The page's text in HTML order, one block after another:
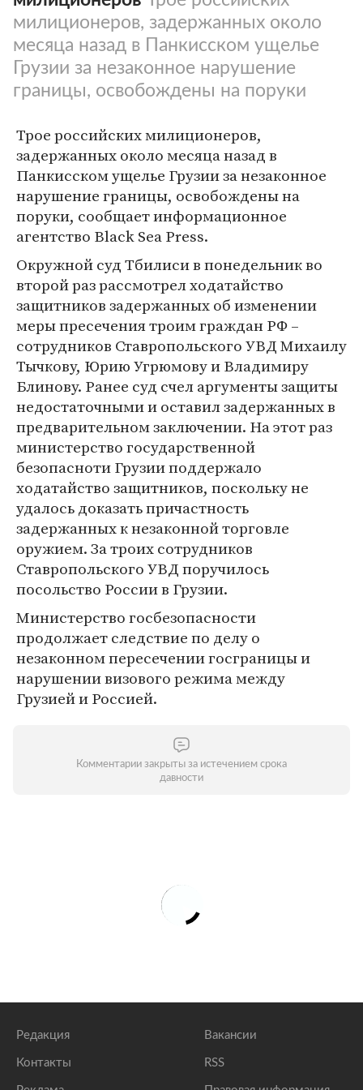
милиционеров, задержанных около
месяца назад в Панкисском ущелье
Грузии за незаконное нарушение
границы, освобождены на поруки
Трое российских милиционеров,
задержанных около месяца назад в
Панкисском ущелье Грузии за незаконное
нарушение границы, освобождены на
поруки, сообщает информационное
агентство Black Sea Press.
Окружной суд Тбилиси в понедельник во
второй раз рассмотрел ходатайство
защитников задержанных об изменении
меры пресечения троим граждан РФ –
сотрудников Ставропольского УВД Михаилу
Тычкову, Юрию Угрюмову и Владимиру
Блинову. Ранее суд счел аргументы защиты
недостаточными и оставил задержанных в
предварительном заключении. На этот раз
министерство государственной
безопасноти Грузии поддержало
ходатайство защитников, поскольку не
удалось доказать причастность
задержанных к незаконной торговле
оружием. За троих сотрудников
Cтавропольского УВД поручилось
посольство России в Грузии.
Министерство госбезопасности
продолжает следствие по делу о
незаконном пересечении госграницы и
нарушении визового режима между
Грузией и Россией.
Комментарии закрыты за истечением срока
давности
Редакция
Контакты
Вакансии
RSS